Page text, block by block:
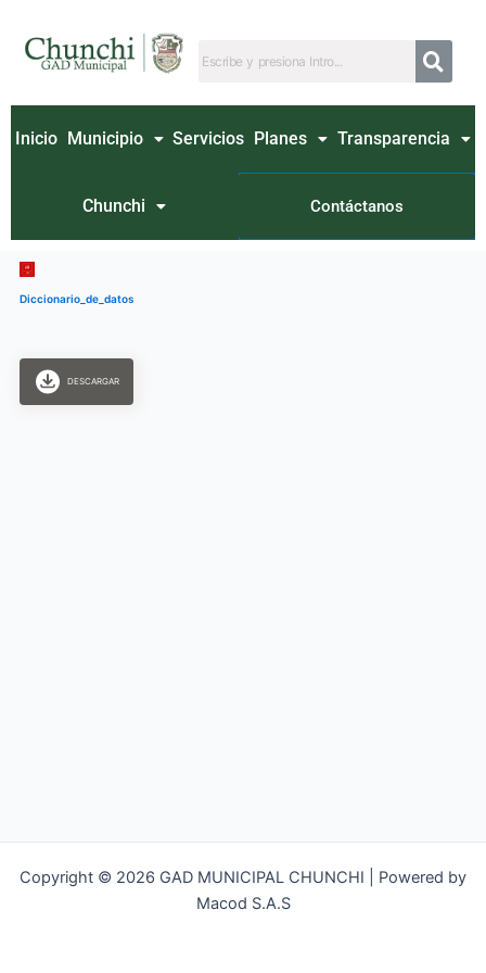
contenido
Inicio Municipio Servicios Planes Transparencia
Chunchi Contáctanos
Diccionario_de_datos
DESCARGAR
Copyright © 2026 GAD MUNICIPAL CHUNCHI | Powered by
Macod S.A.S